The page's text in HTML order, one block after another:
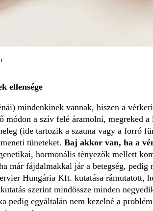
ellensége
mindenkinek vannak, hiszen a
módon a szív felé áramolni, megreked
(ide tartozik a szauna vagy a forró
tüneteket. Baj akkor van, ha a
hormonális tényezők mellett
már fájdalmakkal jár a betegség,
Hungária Kft. kutatása rámutatott,
szerint mindössze minden
pedig egyáltalán nem kezelné a